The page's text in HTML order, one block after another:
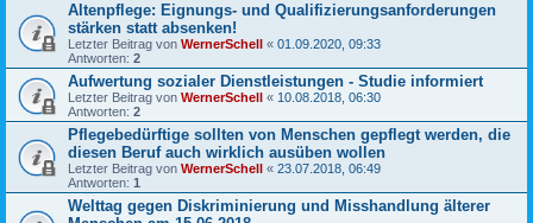
Altenpflege: Eignungs- und Qualifizierungsanforderungen
stärken statt absenken!
Letzter Beitrag von WernerSchell « 01.09.2020, 09:33
Antworten: 2
Aufwertung sozialer Dienstleistungen - Studie informiert
Letzter Beitrag von WernerSchell « 10.08.2018, 06:30
Antworten: 2
Pflegebedürftige sollten von Menschen gepflegt werden, die
diesen Beruf auch wirklich ausüben wollen
Letzter Beitrag von WernerSchell « 23.07.2018, 06:49
Antworten: 1
Welttag gegen Diskriminierung und Misshandlung älterer